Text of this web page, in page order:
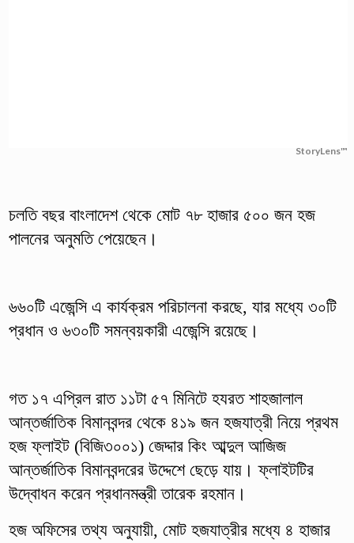
StoryLens™
চলতি বছর বাংলাদেশ থেকে মোট ৭৮ হাজার ৫০০ জন হজ
পালনের অনুমতি পেয়েছেন।
৬৬০টি এজেন্সি এ কার্যক্রম পরিচালনা করছে, যার মধ্যে ৩০টি
প্রধান ও ৬৩০টি সমন্বয়কারী এজেন্সি রয়েছে।
গত ১৭ এপ্রিল রাত ১১টা ৫৭ মিনিটে হযরত শাহজালাল
আন্তর্জাতিক বিমানবন্দর থেকে ৪১৯ জন হজযাত্রী নিয়ে প্রথম
হজ ফ্লাইট (বিজি৩০০১) জেদ্দার কিং আব্দুল আজিজ
আন্তর্জাতিক বিমানবন্দরের উদ্দেশে ছেড়ে যায়। ফ্লাইটটির
উদ্বোধন করেন প্রধানমন্ত্রী তারেক রহমান।
হজ অফিসের তথ্য অনুযায়ী, মোট হজযাত্রীর মধ্যে ৪ হাজার